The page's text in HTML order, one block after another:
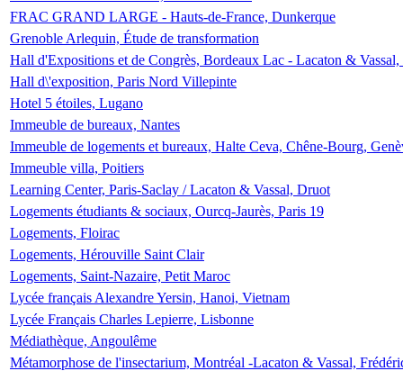
FRAC GRAND LARGE - Hauts-de-France, Dunkerque
Grenoble Arlequin, Étude de transformation
Hall d'Expositions et de Congrès, Bordeaux Lac - Lacaton &
Hall d\'exposition, Paris Nord Villepinte
Hotel 5 étoiles, Lugano
Immeuble de bureaux, Nantes
Immeuble de logements et bureaux, Halte Ceva, Chêne-Bourg,
Immeuble villa, Poitiers
Learning Center, Paris-Saclay / Lacaton & Vassal, Druot
Logements étudiants & sociaux, Ourcq-Jaurès, Paris 19
Logements, Floirac
Logements, Hérouville Saint Clair
Logements, Saint-Nazaire, Petit Maroc
Lycée français Alexandre Yersin, Hanoi, Vietnam
Lycée Français Charles Lepierre, Lisbonne
Médiathèque, Angoulême
Métamorphose de l'insectarium, Montréal -Lacaton & Vassal,